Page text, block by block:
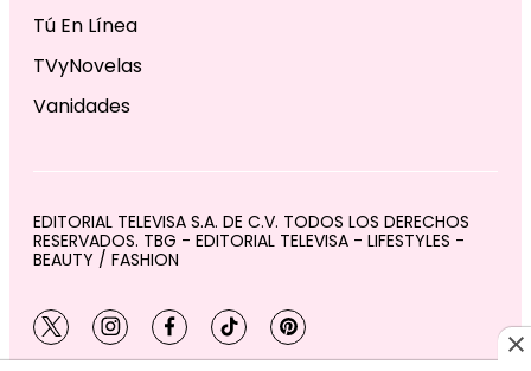
Tú En Línea
TVyNovelas
Vanidades
EDITORIAL TELEVISA S.A. DE C.V. TODOS LOS DERECHOS
RESERVADOS. TBG - EDITORIAL TELEVISA - LIFESTYLES -
BEAUTY / FASHION
twitterinstagram
facebooktiktokpinterest